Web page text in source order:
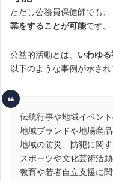
ただし公務員保健師でも、
業をすることが可能です。
公益的活動とは、 いわゆ
以下のような事例が示され
伝統行事や地域イベン
地域ブランドや地場産
地域の防災、防犯に関
スポーツや文化芸術活
教育や若者自立支援に